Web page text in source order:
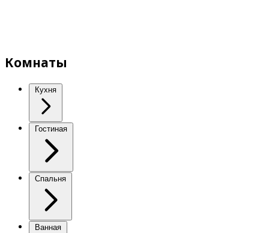
Комнаты
Кухня
Гостиная
Спальня
Ванная